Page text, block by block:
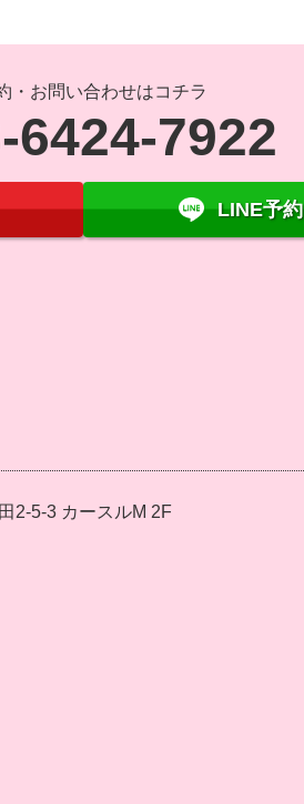
・お問い合わせはコチラ
6424-7922
LINE予約
2-5-3 カースルM 2F